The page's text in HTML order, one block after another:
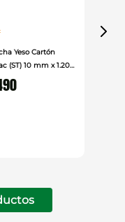
Yeso Cartón
(ST) 10 mm x 1.20